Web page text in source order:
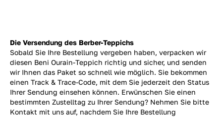
Die Versendung des Berber-Teppichs
Sobald Sie Ihre Bestellung vergeben haben, verpacken wir
diesen Beni Ourain-Teppich richtig und sicher, und senden
wir Ihnen das Paket so schnell wie möglich. Sie bekommen
einen Track & Trace-Code, mit dem Sie jederzeit den Status
Ihrer Sendung einsehen können. Erwünschen Sie einen
bestimmten Zustelltag zu Ihrer Sendung? Nehmen Sie bitte
Kontakt mit uns auf, nachdem Sie Ihre Bestellung